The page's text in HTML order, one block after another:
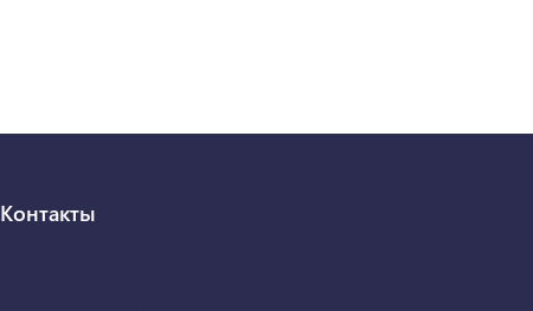
Контакты